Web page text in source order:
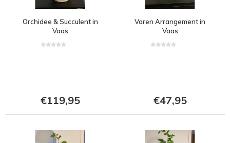
Orchidee & Succulent in
Vaas
€119,95
Varen Arrangement in
Vaas
€47,95